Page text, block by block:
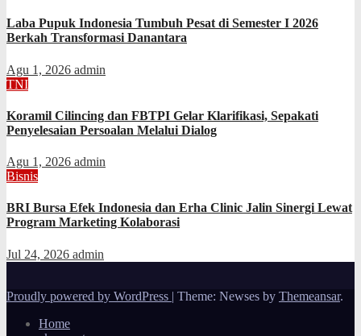
Laba Pupuk Indonesia Tumbuh Pesat di Semester I 2026
Berkah Transformasi Danantara
Agu 1, 2026 admin
TNI
Koramil Cilincing dan FBTPI Gelar Klarifikasi, Sepakati
Penyelesaian Persoalan Melalui Dialog
Agu 1, 2026 admin
Bisnis
BRI Bursa Efek Indonesia dan Erha Clinic Jalin Sinergi Lewat
Program Marketing Kolaborasi
Jul 24, 2026 admin
Proudly powered by WordPress | Theme: Newses by Themeansar.
Home